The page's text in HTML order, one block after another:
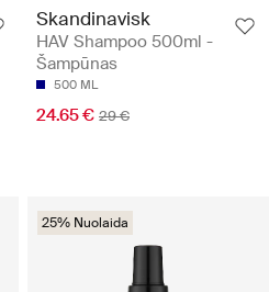
Skandinavisk
HAV Shampoo 500ml -
Šampūnas
500 ML
24.65 € 29 €
25% Nuolaida